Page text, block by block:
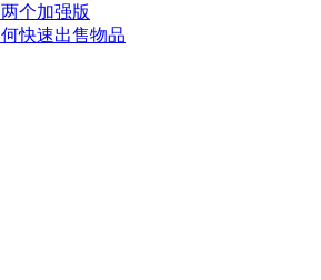
个加强版
快速出售物品